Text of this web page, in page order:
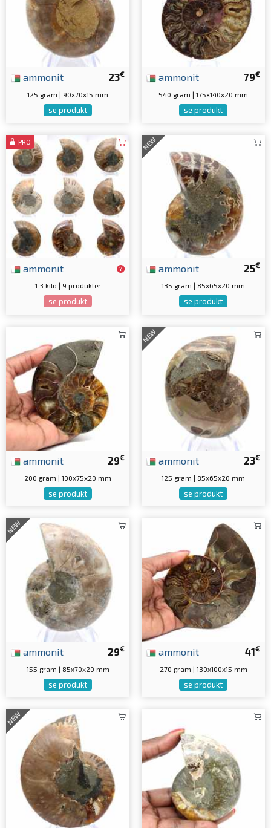
23€
ammonit
125 gram | 90x70x15 mm
se produkt
79€
ammonit
540 gram | 175x140x20 mm
se produkt
PRO
ammonit
1.3 kilo | 9 produkter
se produkt
NEW
25€
ammonit
135 gram | 85x65x20 mm
se produkt
29€
ammonit
200 gram | 100x75x20 mm
se produkt
NEW
23€
ammonit
125 gram | 85x65x20 mm
se produkt
NEW
29€
ammonit
155 gram | 85x70x20 mm
se produkt
41€
ammonit
270 gram | 130x100x15 mm
se produkt
NEW